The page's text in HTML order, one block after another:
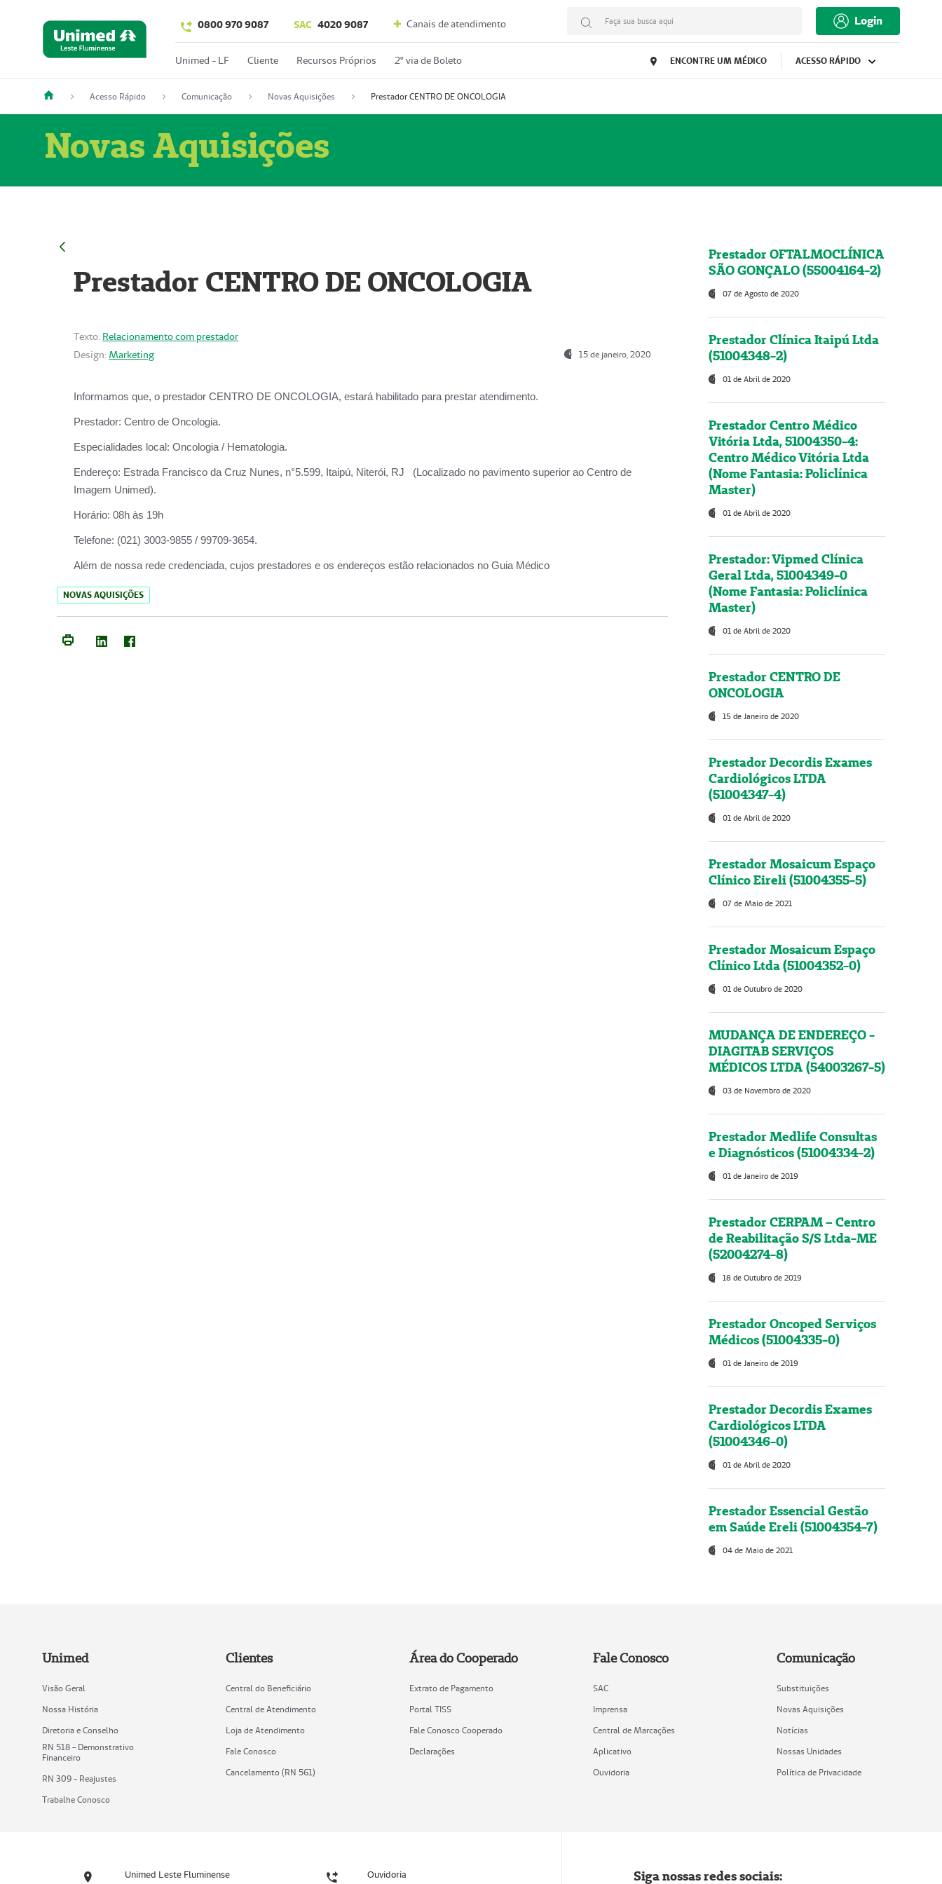
0800 970 9087 SAC 4020 9087 Canais de atendimento Faça sua busca aqui Login
Unimed - LF Cliente Recursos Próprios 2º via de Boleto ENCONTRE UM MÉDICO ACESSO RÁPIDO
Acesso Rápido Comunicação Novas Aquisições Prestador CENTRO DE ONCOLOGIA
Novas Aquisições
Prestador CENTRO DE ONCOLOGIA
Texto: Relacionamento com prestador
Design: Marketing 15 de janeiro, 2020
Informamos que, o prestador CENTRO DE ONCOLOGIA, estará habilitado para prestar atendimento.
Prestador: Centro de Oncologia.
Especialidades local: Oncologia / Hematologia.
Endereço: Estrada Francisco da Cruz Nunes, n°5.599, Itaipú, Niterói, RJ (Localizado no pavimento superior ao Centro de
Imagem Unimed).
Horário: 08h às 19h
Telefone: (021) 3003-9855 / 99709-3654.
Além de nossa rede credenciada, cujos prestadores e os endereços estão relacionados no Guia Médico
NOVAS AQUISIÇÕES
Prestador OFTALMOCLÍNICA
SÃO GONÇALO (55004164-2)
07 de Agosto de 2020
Prestador Clínica Itaipú Ltda
(51004348-2)
01 de Abril de 2020
Prestador Centro Médico
Vitória Ltda, 51004350-4:
Centro Médico Vitória Ltda
(Nome Fantasia: Policlínica
Master)
01 de Abril de 2020
Prestador: Vipmed Clínica
Geral Ltda, 51004349-0
(Nome Fantasia: Policlínica
Master)
01 de Abril de 2020
Prestador CENTRO DE
ONCOLOGIA
15 de Janeiro de 2020
Prestador Decordis Exames
Cardiológicos LTDA
(51004347-4)
01 de Abril de 2020
Prestador Mosaicum Espaço
Clínico Eireli (51004355-5)
07 de Maio de 2021
Prestador Mosaicum Espaço
Clínico Ltda (51004352-0)
01 de Outubro de 2020
MUDANÇA DE ENDEREÇO -
DIAGITAB SERVIÇOS
MÉDICOS LTDA (54003267-5)
03 de Novembro de 2020
Prestador Medlife Consultas
e Diagnósticos (51004334-2)
01 de Janeiro de 2019
Prestador CERPAM – Centro
de Reabilitação S/S Ltda-ME
(52004274-8)
18 de Outubro de 2019
Prestador Oncoped Serviços
Médicos (51004335-0)
01 de Janeiro de 2019
Prestador Decordis Exames
Cardiológicos LTDA
(51004346-0)
01 de Abril de 2020
Prestador Essencial Gestão
em Saúde Ereli (51004354-7)
04 de Maio de 2021
Unimed
Visão Geral
Nossa História
Diretoria e Conselho
RN 518 - Demonstrativo
Financeiro
RN 309 - Reajustes
Trabalhe Conosco
Clientes
Central do Beneficiário
Central de Atendimento
Loja de Atendimento
Fale Conosco
Cancelamento (RN 561)
Área do Cooperado
Extrato de Pagamento
Portal TISS
Fale Conosco Cooperado
Declarações
Fale Conosco
SAC
Imprensa
Central de Marcações
Aplicativo
Ouvidoria
Comunicação
Substituições
Novas Aquisições
Notícias
Nossas Unidades
Política de Privacidade
Unimed Leste Fluminense Ouvidoria Siga nossas redes sociais: